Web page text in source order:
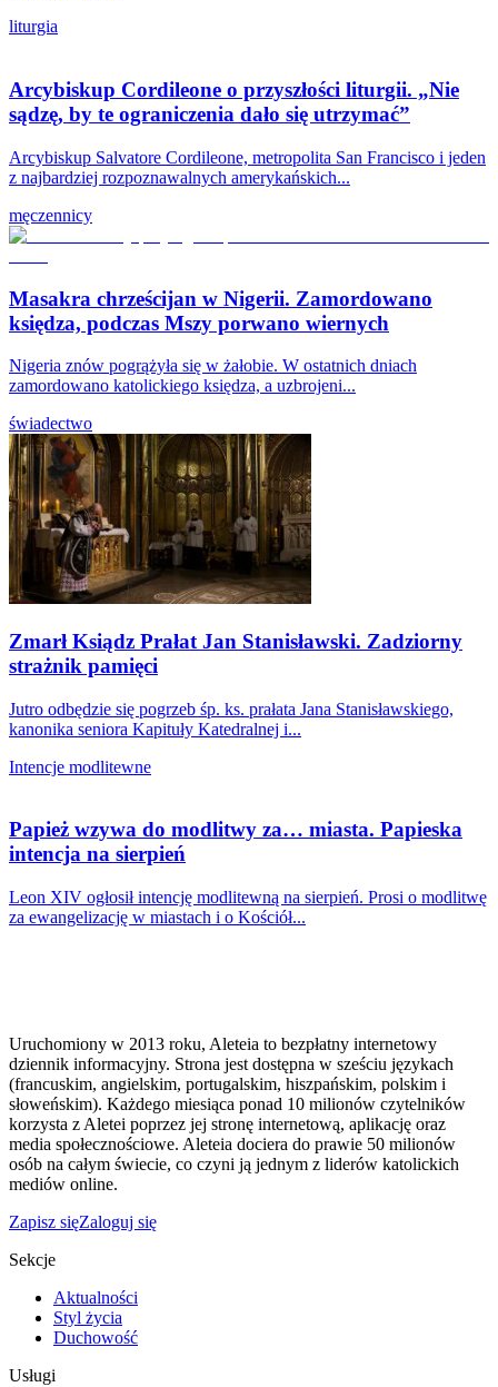
liturgia
Arcybiskup Cordileone o przyszłości liturgii. „Nie
sądzę, by te ograniczenia dało się utrzymać”
Arcybiskup Salvatore Cordileone, metropolita San Francisco i jeden
z najbardziej rozpoznawalnych amerykańskich...
męczennicy
Masakra chrześcijan w Nigerii. Zamordowano
księdza, podczas Mszy porwano wiernych
Nigeria znów pogrążyła się w żałobie. W ostatnich dniach
zamordowano katolickiego księdza, a uzbrojeni...
świadectwo
Zmarł Ksiądz Prałat Jan Stanisławski. Zadziorny
strażnik pamięci
Jutro odbędzie się pogrzeb śp. ks. prałata Jana Stanisławskiego,
kanonika seniora Kapituły Katedralnej i...
Intencje modlitewne
Papież wzywa do modlitwy za… miasta. Papieska
intencja na sierpień
Leon XIV ogłosił intencję modlitewną na sierpień. Prosi o modlitwę
za ewangelizację w miastach i o Kościół...
Uruchomiony w 2013 roku, Aleteia to bezpłatny internetowy
dziennik informacyjny. Strona jest dostępna w sześciu językach
(francuskim, angielskim, portugalskim, hiszpańskim, polskim i
słoweńskim). Każdego miesiąca ponad 10 milionów czytelników
korzysta z Aletei poprzez jej stronę internetową, aplikację oraz
media społecznościowe. Aleteia dociera do prawie 50 milionów
osób na całym świecie, co czyni ją jednym z liderów katolickich
mediów online.
Zapisz sięZaloguj się
Sekcje
Aktualności
Styl życia
Duchowość
Usługi